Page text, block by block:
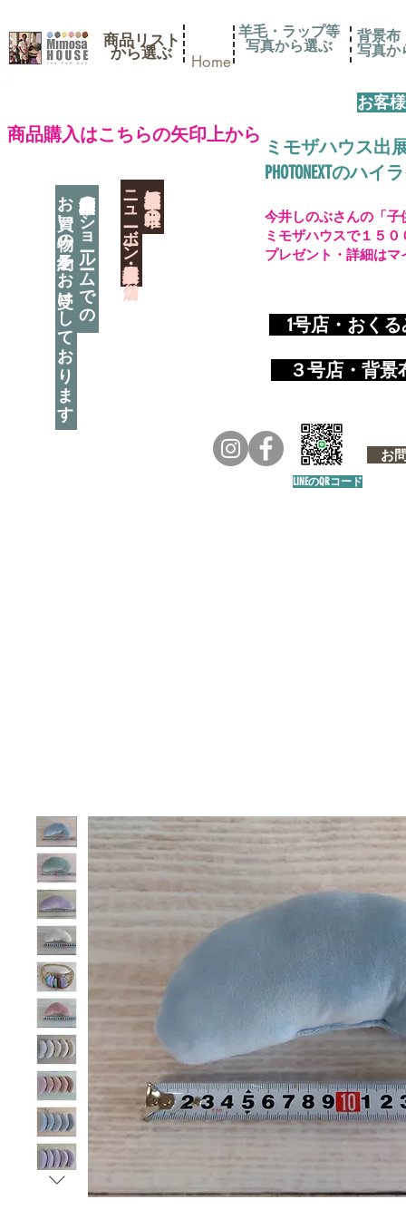
商品リスト
​から選ぶ Home
​商品購入はこちらの矢印上から
神奈川県相模原市に日本唯一の
​ニューボーン撮影用小道具店・３店舗
羊毛・ラップ等
写真から選ぶ
背景布
写真か
お客
ミモザハウス出
PHOTONEXTのハ
神奈川県相模原市のショールームでの
お買い物の予約をお受けしております 1号店・おく
​ ３号店・背
お
今井しのぶさんの「
ミモザハウスで１５
プレゼント・詳細は
LINEのQRコード